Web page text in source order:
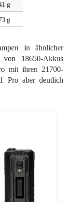
g
g
in ähnlicher
18650-Akkus
mit ihren 21700-
Pro aber deutlich